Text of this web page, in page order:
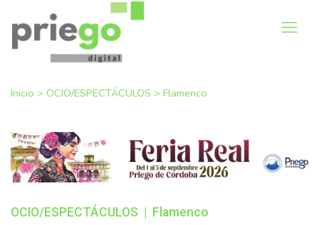
Inicio > OCIO/ESPECTÁCULOS > Flamenco
OCIO/ESPECTÁCULOS Flamenco